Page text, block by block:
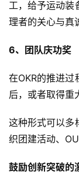
工，给予运动装
理者的关心与真
6、团队庆功奖
在OKR的推进过
后，或者取得重
这种形式可以多
织团建活动、
鼓励创新突破的